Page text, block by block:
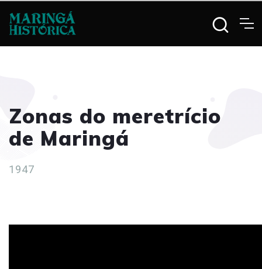
Zonas do meretrício
de Maringá
1947